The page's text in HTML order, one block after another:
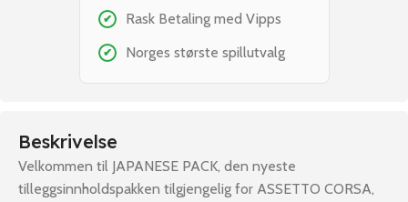
✔ Rask Betaling med Vipps
✔ Norges største spillutvalg
Beskrivelse
Velkommen til JAPANESE PACK, den nyeste
tilleggsinnholdspakken tilgjengelig for ASSETTO CORSA,